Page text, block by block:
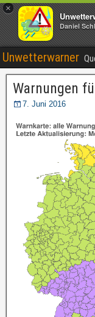
×
Daniel
Unwetterwarner
Warnungen
7. Juni 2016